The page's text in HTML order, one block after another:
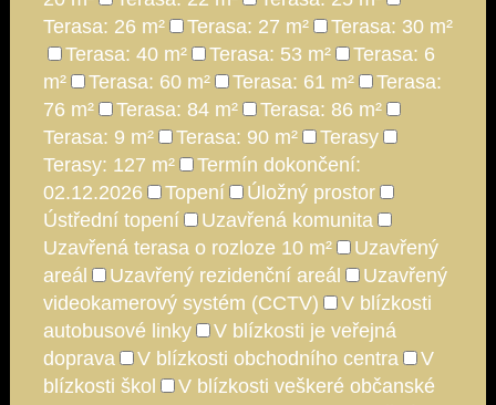
Terasa: 26 m²
Terasa: 27 m²
Terasa: 30 m²
Terasa: 40 m²
Terasa: 53 m²
Terasa: 6
m²
Terasa: 60 m² Terasa: 61 m²
Terasa:
76 m²
Terasa: 84 m²
Terasa: 86 m²
Terasa: 9 m²
Terasa: 90 m²
Terasy
Terasy: 127 m²
Termín dokončení:
02.12.2026
Topení
Úložný prostor
Ústřední topení
Uzavřená komunita
Uzavřená terasa o rozloze 10 m²
Uzavřený
areál
Uzavřený rezidenční areál
Uzavřený
videokamerový systém (CCTV)
V blízkosti
autobusové linky
V blízkosti je veřejná
doprava
V blízkosti obchodního centra
V
blízkosti škol
V blízkosti veškeré občanské